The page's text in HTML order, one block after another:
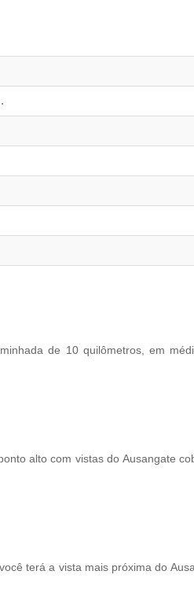
de 10 quilômetros, em
alto com vistas do Ausangate
terá a vista mais próxima do